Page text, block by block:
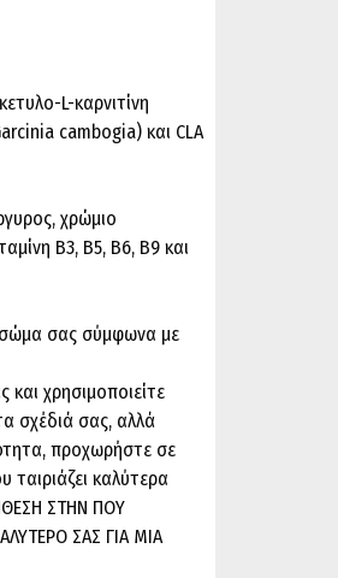
L-καρνιτίνη
cambogia) και CLA
χρώμιο
Β3, Β5, Β6, Β9 και
σώμα σας σύμφωνα με
χρησιμοποιείτε
σχέδιά σας, αλλά
προχωρήστε σε
καλύτερα
ΣΤΗΝ ΠΟΥ
ΣΑΣ ΓΙΑ ΜΙΑ